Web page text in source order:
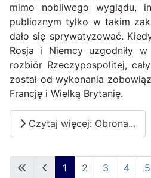
mimo nobliwego wyglądu,
publicznym tylko w takim
dało się sprywatyzować.
Rosja i Niemcy uzgodniły w
rozbiór Rzeczypospolitej,
został od wykonania
Francję i Wielką Brytanię.
Czytaj więcej: Obrona...
1 2 3 4 5